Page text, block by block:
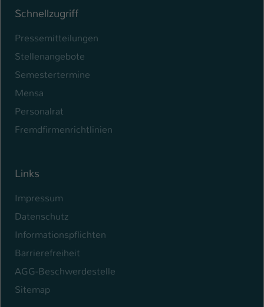
Schnellzugriff
Pressemitteilungen
Stellenangebote
Semestertermine
Mensa
Personalrat
Fremdfirmenrichtlinien
Links
Impressum
Datenschutz
Informationspflichten
Barrierefreiheit
AGG-Beschwerdestelle
Sitemap